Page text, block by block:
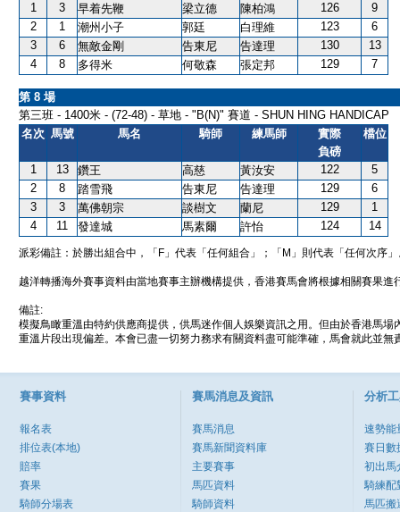
1 3 早着先鞭 梁立德 陳柏鴻 126
9
2
1 潮州小子 郭廷 白理維 123
6
3
6 無敵金剛 告東尼 告達理 130
13
4
8 多得米 何敬森 張定邦 129 7
第 8 場
第三班 - 1400米 - (72-48) - 草地 - "B(N)" 賽道 - SHUN HING HANDICAP
名次 馬號 馬名 騎師 練馬師
實際
負磅
檔位
1 13 鑽王 高慈 黃汝安 122
5
2
8 踏雪飛 告東尼 告達理 129
6
3
3 萬佛朝宗 談樹文 蘭尼 129
1
4
11 發達城 馬素爾 許怡 124 14
派彩備註：於勝出組合中，「F」代表「任何組合」；「M」則代表「任何次序
越洋轉播海外賽事資料由當地賽事主辦機構提供，香港賽馬會將根據相關賽果進
備註:
模擬鳥瞰重溫由特約供應商提供，供馬迷作個人娛樂資訊之用。但由於香港馬
重溫片段出現偏差。本會已盡一切努力務求有關資料盡可能準確，馬會就此並
賽事資料
報名表
排位表(本地)
賠率
賽果
騎師分場表
賽馬消息及資訊
賽馬消息
賽馬新聞資料庫
主要賽事
馬匹資料
騎師資料
分析
速勢能
賽日數
初出馬
騎練配
馬匹搬